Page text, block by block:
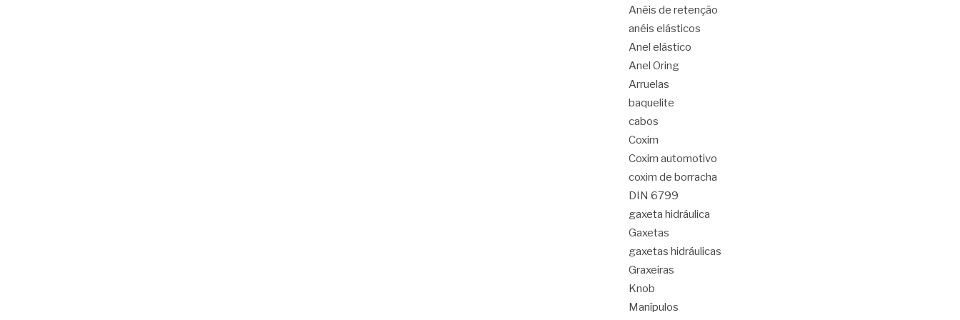
Anéis de retenção
anéis elásticos
Anel elástico
Anel Oring
Arruelas
baquelite
cabos
Coxim
Coxim automotivo
coxim de borracha
DIN 6799
gaxeta hidráulica
Gaxetas
gaxetas hidráulicas
Graxeiras
Knob
Manípulos